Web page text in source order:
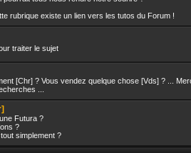
rubrique existe un lien vers les tutos du Forum !
traiter le sujet
[Chr] ? Vous vendez quelque chose [Vds] ? ...
...
Futura ?
?
simplement ?